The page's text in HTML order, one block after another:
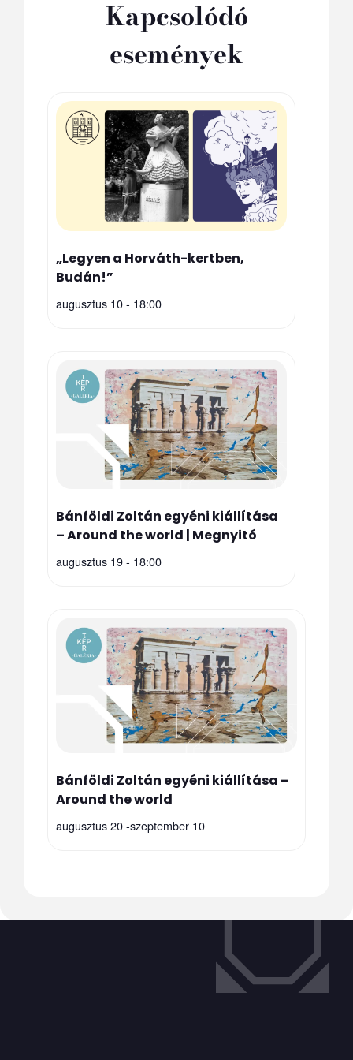
Kapcsolódó
események
„Legyen a Horváth-kertben,
Budán!”
augusztus 10 - 18:00
Bánföldi Zoltán egyéni kiállítása
– Around the world | Megnyitó
augusztus 19 - 18:00
Bánföldi Zoltán egyéni kiállítása –
Around the world
augusztus 20-szeptember 10